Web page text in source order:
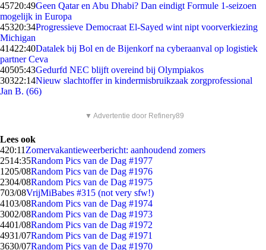
45720:49Geen Qatar en Abu Dhabi? Dan eindigt Formule 1-seizoen
mogelijk in Europa
45320:34Progressieve Democraat El-Sayed wint nipt voorverkiezing
Michigan
41422:40Datalek bij Bol en de Bijenkorf na cyberaanval op logistiek
partner Ceva
40505:43Gedurfd NEC blijft overeind bij Olympiakos
30322:14Nieuw slachtoffer in kindermisbruikzaak zorgprofessional
Jan B. (66)
▼ Advertentie door Refinery89
Lees ook
420:11 Zomervakantieweerbericht: aanhoudend zomers
2514:35Random Pics van de Dag #1977
1205/08Random Pics van de Dag #1976
2304/08Random Pics van de Dag #1975
703/08VrijMiBabes #315 (not very sfw!)
4103/08Random Pics van de Dag #1974
3002/08Random Pics van de Dag #1973
4401/08Random Pics van de Dag #1972
4931/07Random Pics van de Dag #1971
3630/07Random Pics van de Dag #1970